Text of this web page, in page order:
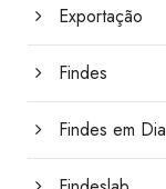
Exportação
Findes
Findes em Dia